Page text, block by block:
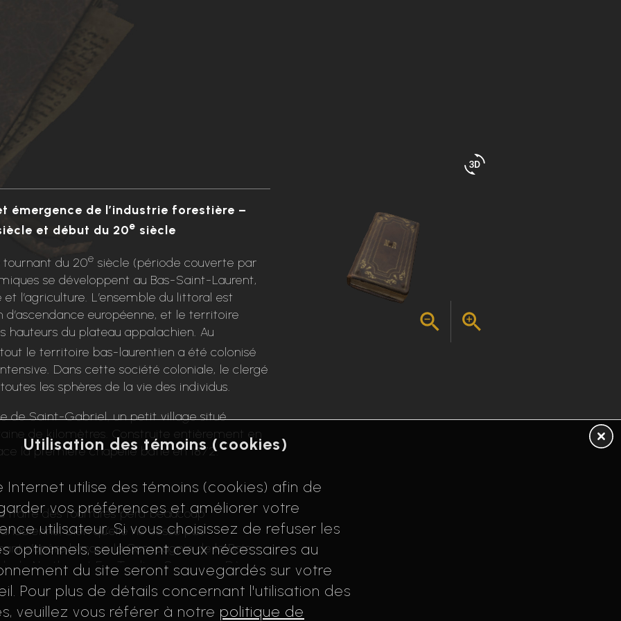
Utilisation des témoins (cookies)
Internet utilise des témoins (cookies) afin de
vos préférences et améliorer votre
utilisateur. Si vous choisissez de refuser les
optionnels, seulement ceux nécessaires au
du site seront sauvegardés sur votre
Pour plus de détails concernant l'utilisation des
veuillez vous référer à notre politique de
émergence de l’industrie forestière –
et début du 20e siècle
tournant du 20e siècle (période couverte par
se développent au Bas-Saint-Laurent,
l’agriculture. L’ensemble du littoral est
européenne, et le territoire
hauteurs du plateau appalachien. Au
le territoire bas-laurentien a été colonisé
Dans cette société coloniale, le clergé
les sphères de la vie des individus.
de Saint-Gabriel, un petit village situé
de kilomètres. Construite entièrement en
la première chapelle bâtie en 1872.
traite des fourrures perd beaucoup
bien qu’elle ne cesse pas
s’opère lorsque la Compagnie de la Baie
la Northwest Fur Trading Company. Dès
aux actionnaires de Londres qui en
Ce sont alors la coupe du bois et l’agriculture
la région. L’industrie forestière tire